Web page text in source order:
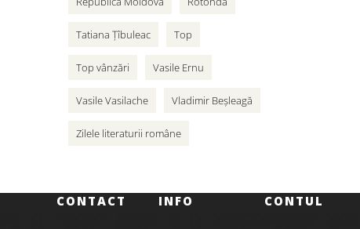
Tatiana Țîbuleac Top
Top vânzări Vasile Ernu
Vasile Vasilache Vladimir Beșleagă
Zilele literaturii române
CONTACT INFO CONTUL